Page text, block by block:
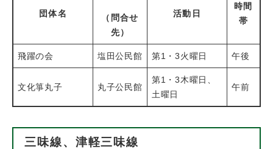
団体名
（問合せ
先）
活動日
時間
帯
飛躍の会 塩田公民館 第1・3火曜日 午後
文化箏丸子 丸子公民館
第1・3木曜日、
土曜日
午前
三味線、津軽三味線